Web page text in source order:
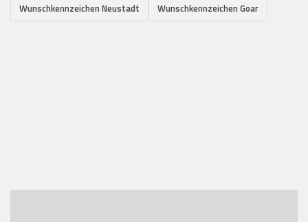
Wunschkennzeichen Neustadt
Wunschkennzeichen Goar